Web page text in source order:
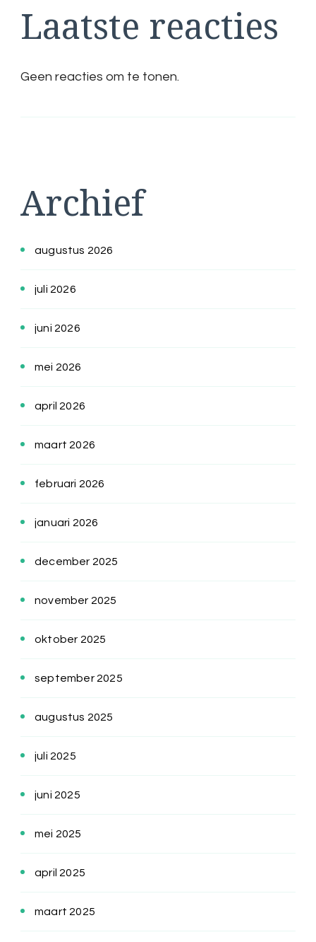
Laatste reacties
Geen reacties om te tonen.
Archief
augustus 2026
juli 2026
juni 2026
mei 2026
april 2026
maart 2026
februari 2026
januari 2026
december 2025
november 2025
oktober 2025
september 2025
augustus 2025
juli 2025
juni 2025
mei 2025
april 2025
maart 2025